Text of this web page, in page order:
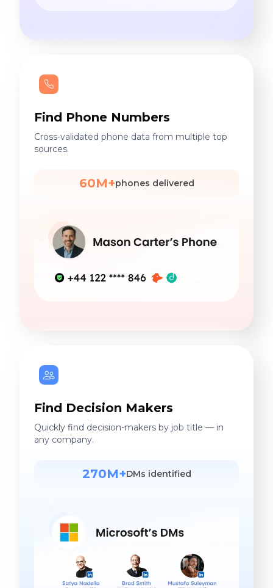
Find Phone Numbers
Cross-validated phone data from multiple top
sources.
60M+phones delivered
Find Decision Makers
Quickly find decision-makers by job title — in
any company.
270M+DMs identified